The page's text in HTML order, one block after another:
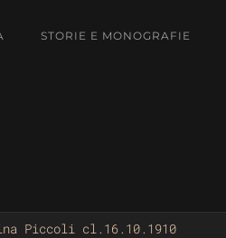
STORIE E MONOGRAFIE
Piccoli cl.16.10.1910